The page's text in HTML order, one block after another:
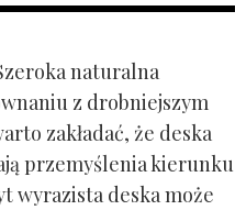
naturalna
z drobniejszym
zakładać, że deska
przemyślenia kierunku
wyrazista deska może